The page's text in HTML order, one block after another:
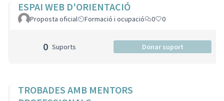
ESPAI WEB D'ORIENTACIÓ
Proposta oficial Formació i ocupació 0 0
0 Suports Donar suport
TROBADES AMB MENTORS